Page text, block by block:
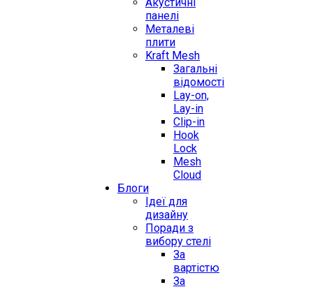
панелі
Металеві
плити
Kraft Mesh
Загальні
відомості
Lay-on,
Lay-in
Clip-in
Hook
Lock
Mesh
Cloud
Блоги
Ідеї для
дизайну
Поради з
вибору стелі
За
вартістю
За